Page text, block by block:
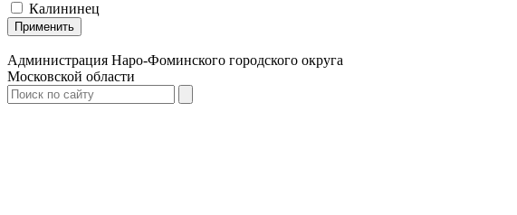
Калининец
Применить
Администрация Наро-Фоминского городского округа
Московской области